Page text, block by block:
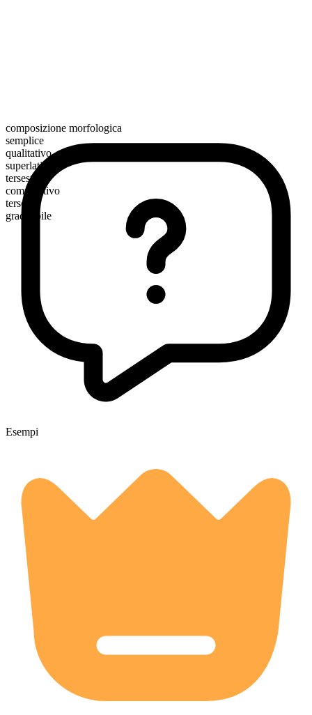
composizione morfologica
semplice
qualitativo
superlativo
tersest
comparativo
terser
graduabile
Esempi